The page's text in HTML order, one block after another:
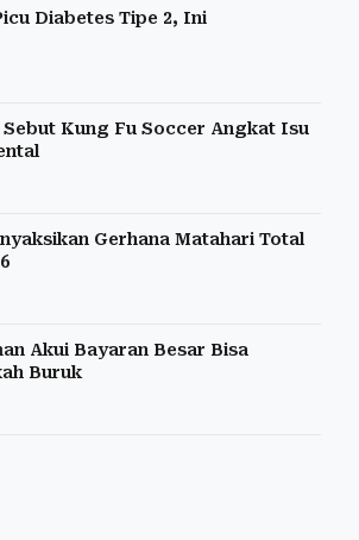
Diabetes Tipe 2, Ini
Sebut Kung Fu Soccer Angkat Isu
Gerhana Matahari Total
Akui Bayaran Besar Bisa
Buruk